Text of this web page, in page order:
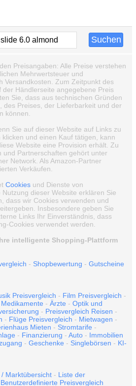
Preisangaben: Alle Preise verstehen
Mehrwertsteuer und
Versandkosten. Zum Zeitpunkt des
der Händlerseite angegebene Preis
Sie, dass aus technischen Gründen
des Preises, der Lieferbarkeit und der
können.
Sie auf dieser Website auf Links zu
und einen Kauf tätigen, kann
Website eine Provision erhält. Zu
und Partnerschaften gehört unter
Network. Als Amazon-Partner
Verkäufen.
Cookies und Dienste von
dieser Website erklären Sie
dass wir Cookies verwenden und
Insbesondere geben Sie
Links Ihr Einverständnis, dass
Cookies verwendet werden.
intelligente Shopping-Plattform
- Shopbewertung - Gutscheine
Preisvergleich - Film Preisvergleich -
Medikamente - Ärzte - Optik und
- Preisvergleich Reisen -
- Flüge Preisvergleich - Mietwagen -
Mieten - Stromtarife -
- Finanzierung - Auto - Immobilien
- Geschenke - Singlebörsen - KI-
Marktübersicht - Liste der
Benutzerdefinierte Preisvergleich